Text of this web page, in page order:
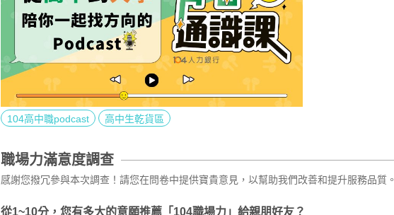
104高中職podcast 高中生乾貨區
職場力滿意度調查
感謝您撥冗參與本次調查！請您在問卷中提供寶貴意見，以幫助我們改善和提升服務品質。
從1~10分，您有多大的意願推薦「104職場力」給親朋好友？